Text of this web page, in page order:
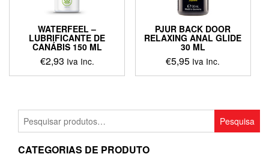
WATERFEEL –
LUBRIFICANTE DE
CANÁBIS 150 ML
€2,93 Iva Inc.
PJUR BACK DOOR
RELAXING ANAL GLIDE
30 ML
€5,95 Iva Inc.
Pesquisar
por:
Pesquisa
CATEGORIAS DE PRODUTO